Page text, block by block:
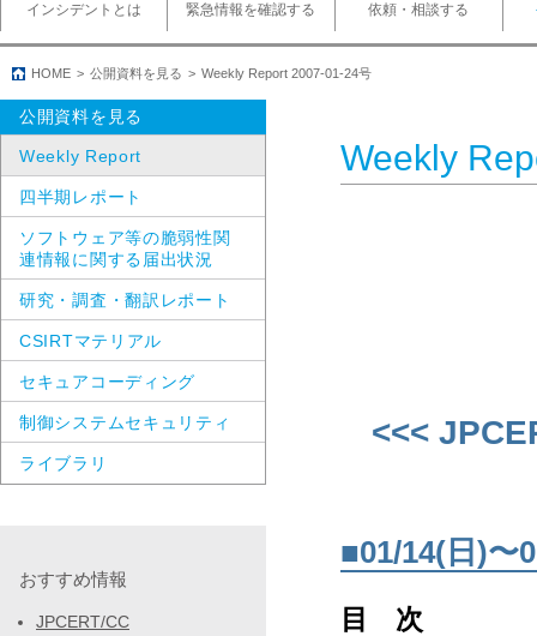
インシデントとは 緊急情報を確認する 依頼・相談する
HOME 公開資料を見る Weekly Report 2007-01-24号
Weekly
<<<
■01/14(日)〜
目 次
公開資料を見る
Weekly Report
四半期レポート
ソフトウェア等の脆弱性関
連情報に関する届出状況
研究・調査・翻訳レポート
CSIRTマテリアル
セキュアコーディング
制御システムセキュリティ
ライブラリ
おすすめ情報
JPCERT/CC